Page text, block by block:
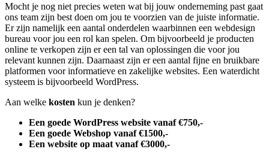
Mocht je nog niet precies weten wat bij jouw onderneming past gaat
ons team zijn best doen om jou te voorzien van de juiste informatie.
Er zijn namelijk een aantal onderdelen waarbinnen een webdesign
bureau voor jou een rol kan spelen. Om bijvoorbeeld je producten
online te verkopen zijn er een tal van oplossingen die voor jou
relevant kunnen zijn. Daarnaast zijn er een aantal fijne en bruikbare
platformen voor informatieve en zakelijke websites. Een waterdicht
systeem is bijvoorbeeld WordPress.
Aan welke kosten kun je denken?
Een goede WordPress website vanaf €750,-
Een goede Webshop vanaf €1500,-
Een website op maat vanaf €3000,-